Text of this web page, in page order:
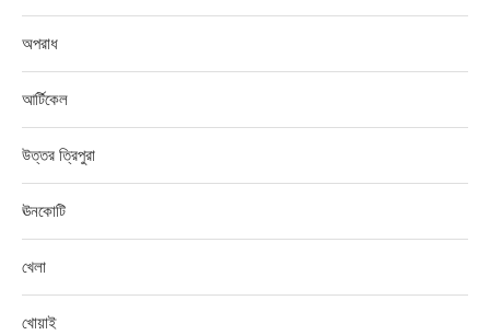
অপরাধ
আর্টিকেল
উত্তর ত্রিপুরা
ঊনকোটি
খেলা
খোয়াই